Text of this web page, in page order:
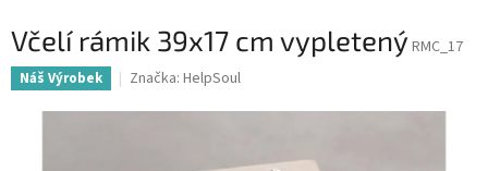
Včelí rámik 39x17 cm vypletený RMC_17
Náš Výrobek Značka: HelpSoul